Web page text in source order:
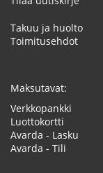
Takuu ja huolto
Toimitusehdot
Maksutavat:
Verkkopankki
Luottokortti
Avarda - Lasku
Avarda - Tili